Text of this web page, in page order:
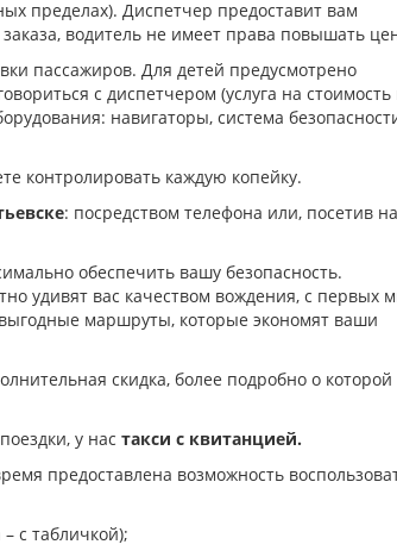
пределах). Диспетчер предоставит вам
водитель не имеет права повышать
пассажиров. Для детей предусмотрено
с диспетчером (услуга на стоимость
навигаторы, система
контролировать каждую копейку.
: посредством телефона или, посетив
обеспечить вашу безопасность.
удивят вас качеством вождения, с первых
маршруты, которые экономят ваши
скидка, более подробно о которой
у нас такси с квитанцией.
предоставлена возможность
с табличкой);